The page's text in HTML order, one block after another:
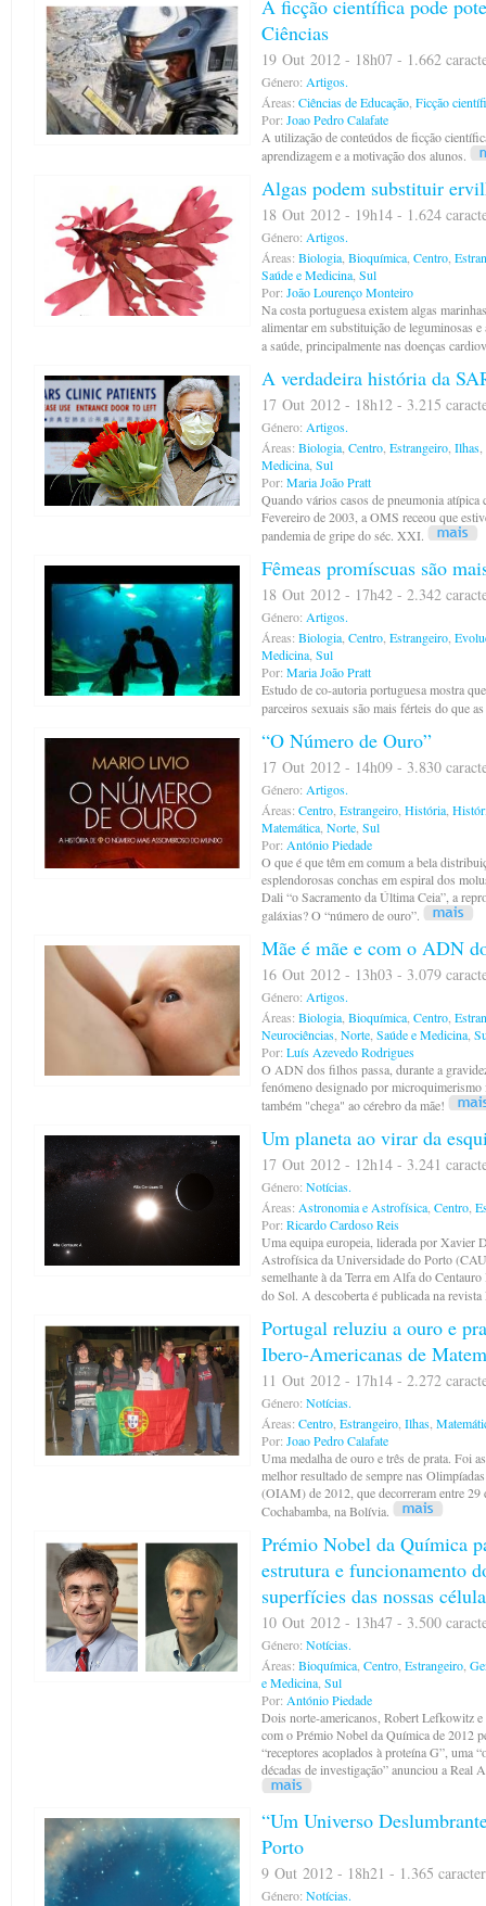
A ficção científica pode
Ciências
19 Out 2012 - 18h07 - 1.662
Género: Artigos.
Áreas: Ciências de Educação Ficção
Por: Joao Pedro Calafate
A utilização de conteúdos de ficção
aprendizagem e a motivação dos alunos.
Algas podem substituir
18 Out 2012 - 19h14 - 1.624
Género: Artigos.
Áreas: Biologia Bioquímica Centro
Saúde e Medicina Sul
Por: João Lourenço Monteiro
Na costa portuguesa existem algas
alimentar em substituição de leguminosas
a saúde, principalmente nas doenças
A verdadeira história da
17 Out 2012 - 18h12 - 3.215
Género: Artigos.
Áreas: Biologia Centro Estrangeiro Ilhas
Medicina Sul
Por: Maria João Pratt
Quando vários casos de pneumonia
Fevereiro de 2003, a OMS receou que
pandemia de gripe do séc. XXI.
Fêmeas promíscuas são
18 Out 2012 - 17h42 - 2.342
Género: Artigos.
Áreas: Biologia Centro Estrangeiro
Medicina Sul
Por: Maria João Pratt
Estudo de co-autoria portuguesa mostra
parceiros sexuais são mais férteis do que
“O Número de Ouro”
17 Out 2012 - 14h09 - 3.830
Género: Artigos.
Áreas: Centro Estrangeiro História
Matemática Norte Sul
Por: António Piedade
O que é que têm em comum a bela
esplendorosas conchas em espiral dos
Dali “o Sacramento da Última Ceia”, a
galáxias? O “número de ouro”.
Mãe é mãe e com o ADN
16 Out 2012 - 13h03 - 3.079
Género: Artigos.
Áreas: Biologia Bioquímica Centro
Neurociências Norte Saúde e Medicina
Por: Luís Azevedo Rodrigues
O ADN dos filhos passa, durante a
fenómeno designado por
também "chega" ao cérebro da mãe!
Um planeta ao virar da
17 Out 2012 - 12h14 - 3.241
Género: Notícias.
Áreas: Astronomia e Astrofísica Centro
Por: Ricardo Cardoso Reis
Uma equipa europeia, liderada por Xavier
Astrofísica da Universidade do Porto
semelhante à da Terra em Alfa do
do Sol. A descoberta é publicada na revista
Portugal reluziu a ouro e
Ibero-Americanas de
11 Out 2012 - 17h14 - 2.272
Género: Notícias.
Áreas: Centro Estrangeiro Ilhas
Por: Joao Pedro Calafate
Uma medalha de ouro e três de prata. Foi
melhor resultado de sempre nas
(OIAM) de 2012, que decorreram entre 29
Cochabamba, na Bolívia.
Prémio Nobel da Química
estrutura e funcionamento
superfícies das nossas
10 Out 2012 - 13h47 - 3.500
Género: Notícias.
Áreas: Bioquímica Centro Estrangeiro
e Medicina Sul
Por: António Piedade
Dois norte-americanos, Robert Lefkowitz
com o Prémio Nobel da Química de 2012
“receptores acoplados à proteína G”, uma
décadas de investigação” anunciou a Real
“Um Universo
Porto
9 Out 2012 - 18h21 - 1.365
Género: Notícias.